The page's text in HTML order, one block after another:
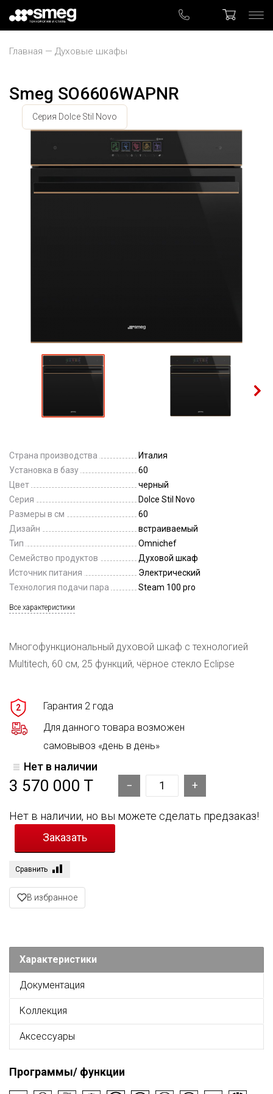
Главная Духовые шкафы
Smeg SO6606WAPNR
Серия Dolce Stil Novo
Страна производства
Италия
Установка в базу
60
Цвет
черный
Серия
Dolce Stil Novo
Размеры в см
60
Дизайн
встраиваемый
Тип
Omnichef
Семейство продуктов
Духовой шкаф
Источник питания
Электрический
Технология подачи пара
Steam 100 pro
Все характеристики
Многофункциональный духовой шкаф с технологией
Multitech, 60 см, 25 функций, чёрное стекло Eclipse
2
Гарантия 2 года
Для данного товара возможен
самовывоз «день в день»
Нет в наличии
3 570 000 T
Нет в наличии, но вы можете сделать предзаказ!
Сравнить
В избранное
Характеристики
Документация
Коллекция
Аксессуары
Программы/ функции